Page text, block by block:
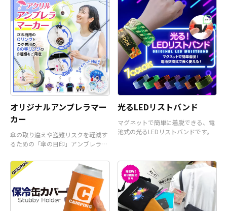
オリジナルアンブレラマー
カー
傘の取り違えや盗難リスクを軽減す
るための「傘の目印」アンブレラマ
光るLEDリストバンド
マグネットで簡単に着脱できる、電
池式の光るLEDリストバンドです。